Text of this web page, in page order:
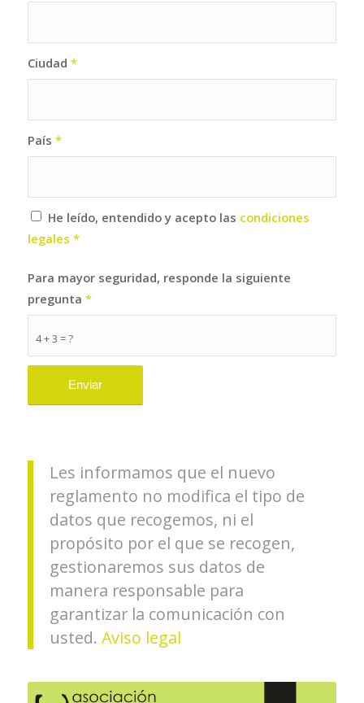
Ciudad *
País *
He leído, entendido y acepto las condiciones
legales *
4 + 3 = ?
Para mayor seguridad, responde la siguiente
pregunta *
Les informamos que el nuevo
reglamento no modifica el tipo de
datos que recogemos, ni el
propósito por el que se recogen,
gestionaremos sus datos de
manera responsable para
garantizar la comunicación con
usted. Aviso legal